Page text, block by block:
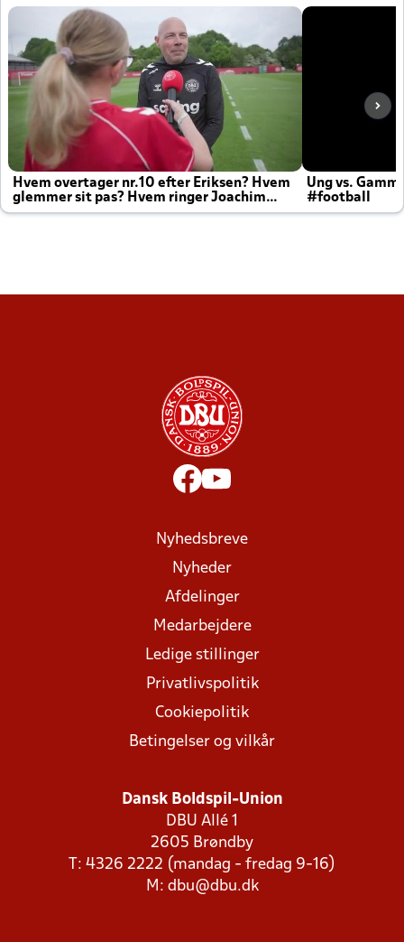
Hvem overtager nr.10 efter Eriksen? Hvem
glemmer sit pas? Hvem ringer Joachim
altid til efter kampe?
Ung vs.
#football
Nyhedsbreve
Nyheder
Afdelinger
Medarbejdere
Ledige stillinger
Privatlivspolitik
Cookiepolitik
Betingelser og vilkår
Dansk Boldspil-Union
DBU Allé 1
2605 Brøndby
T: 4326 2222 (mandag - fredag 9-16)
M: dbu@dbu.dk